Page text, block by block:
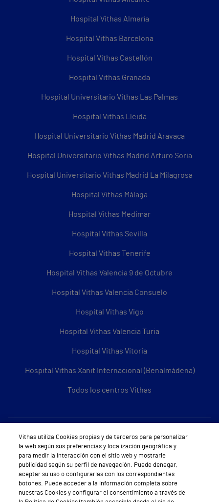
Hospital Vithas Almería
Hospital Vithas Barcelona
Hospital Vithas Castellón
Hospital Vithas Granada
Hospital Universitario Vithas Las Palmas
Hospital Vithas Lleida
Hospital Universitario Vithas Madrid Aravaca
Hospital Universitario Vithas Madrid Arturo Soria
Hospital Universitario Vithas Madrid La Milagrosa
Hospital Vithas Málaga
Hospital Vithas Medimar
Hospital Vithas Sevilla
Hospital Vithas Tenerife
Hospital Vithas Valencia 9 de Octubre
Hospital Vithas Valencia Consuelo
Hospital Vithas Vigo
Hospital Vithas Valencia Turia
Hospital Vithas Vitoria
Hospital Vithas Xanit Internacional (Benalmádena)
Todos los centros Vithas
Sobre Vithas
Quiénes somos
Trabajar en Vithas
Teléfono Cita Médica
Vithas utiliza Cookies propias y de terceros para personalizar
la web según sus preferencias y localización geográfica y
para medir la interacción con el sitio web y mostrarle
publicidad según su perfil de navegación. Puede denegar,
aceptar su uso o configurarlas con los correspondientes
botones. Puede acceder a la información completa sobre
nuestras Cookies y configurar el consentimiento a través de